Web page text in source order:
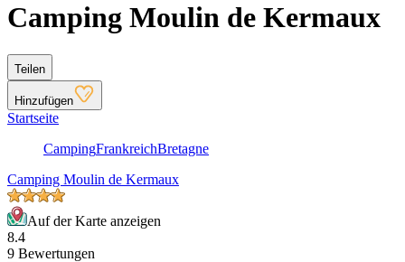
Camping Moulin de Kermaux
Teilen
Hinzufügen
Startseite
CampingFrankreichBretagne
Camping Moulin de Kermaux
Auf der Karte anzeigen
8.4
9 Bewertungen